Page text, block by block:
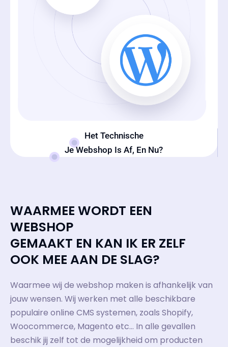
Het Technische
Je Webshop Is Af, En Nu?
WAARMEE WORDT EEN
WEBSHOP
GEMAAKT EN KAN IK ER ZELF
OOK MEE AAN DE SLAG?
Waarmee wij de webshop maken is afhankelijk van
jouw wensen. Wij werken met alle beschikbare
populaire online CMS systemen, zoals Shopify,
Woocommerce, Magento etc… In alle gevallen
beschik jij zelf tot de mogelijkheid om producten